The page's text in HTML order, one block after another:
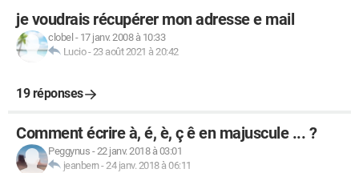
je voudrais récupérer mon adresse e mail
clobel - 17 janv. 2008 à 10:33
Lucio-23 août 2021 à 20:42
19 réponses
Comment écrire à, é, è, ç ê en majuscule ... ?
Peggynus -22 janv. 2018 à 03:01
jeanbern-24 janv. 2018 à 06:11